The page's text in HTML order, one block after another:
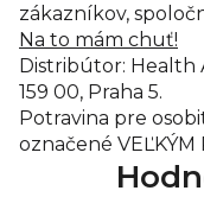
zákazníkov,
Na to mám chuť!
Distribútor: Health
159 00, Praha 5.
Potravina pre
označené VEĽKÝM